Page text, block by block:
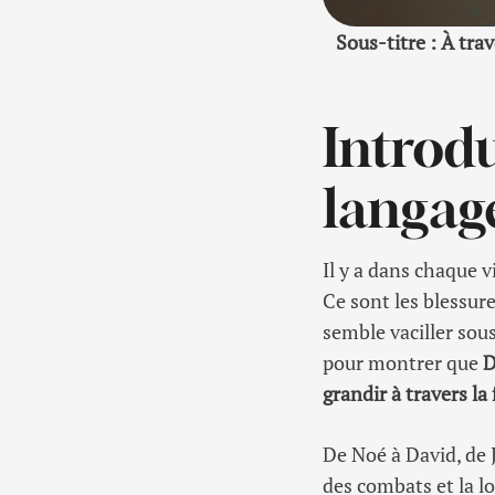
Sous-titre :À
Il y a dans chaque
Ce sont les
semble vaciller
pour montrer que
grandir à travers la
De Noé à David,
des combats et la